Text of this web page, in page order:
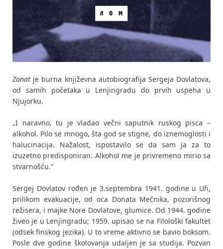
Zanat je burna književna autobiografija Sergeja Dovlatova,
od samih početaka u Lenjingradu do prvih uspeha u
Njujorku.
„I naravno, tu je vladao večni saputnik ruskog pisca –
alkohol. Pilo se mnogo, šta god se stigne, do iznemoglosti i
halucinacija. Nažalost, ispostavilo se da sam ja za to
izuzetno predisponiran. Alkohol me je privremeno mirio sa
stvarnošću.“
Sergej Dovlatov rođen je 3.septembra 1941. godine u Ufi,
prilikom evakuacije, od oca Donata Mečnika, pozorišnog
režisera, i majke Nore Dovlatove, glumice. Od 1944. godine
živeo je u Lenjingradu; 1959. upisao se na Filološki fakultet
(odsek finskog jezika). U to vreme aktivno se bavio boksom.
Posle dve godine školovanja udaljen je sa studija. Pozvan